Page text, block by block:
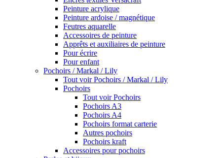
Peinture acrylique
Peinture ardoise / magnétique
Feutres aquarelle
Accessoires de peinture
Apprêts et auxiliaires de peinture
Pour écrire
Pour enfant
Pochoirs / Markal / Lily
Tout voir Pochoirs / Markal / Lily
Pochoirs
Tout voir Pochoirs
Pochoirs A3
Pochoirs A4
Pochoirs format carterie
Autres pochoirs
Pochoirs kraft
Accessoires pour pochoirs